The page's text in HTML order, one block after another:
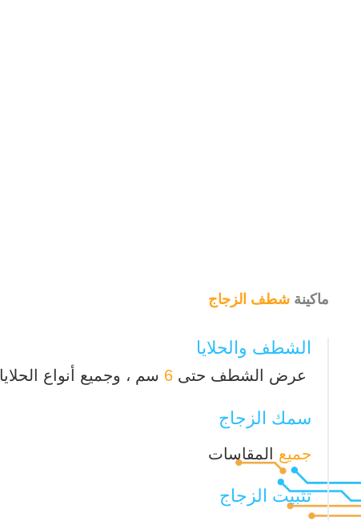
ماكينة شطف الزجاج
الشطف والحلايا
عرض الشطف حتى 6 سم ، وجميع أنواع الحلايا
سمك الزجاج
جميع المقاسات
تثبيت الزجاج